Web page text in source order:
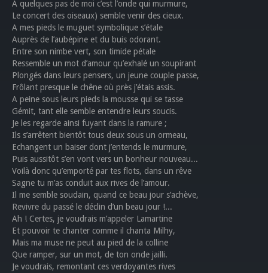
A quelques pas de moi c’est l’onde qui murmure,
Le concert des oiseaux) semble venir des cieux.
A mes pieds le muguet symbolique s’étale
Auprès de l’aubépine et du buis odorant.
Entre son nimbe vert, son timide pétale
Ressemble un mot d’amour qu’exhalé un soupirant
Plongés dans leurs pensers, un jeune couple passe,
Frôlant presque le chêne où près j’étais assis.
A peine sous leurs pieds la mousse qui se tasse
Gémit, tant elle semble entendre leurs soucis.
Je les regarde ainsi fuyant dans la ramure ;
Ils s’arrêtent bientôt tous deux sous un ormeau,
Echangent un baiser dont j’entends le murmure,
Puis aussitôt s’en vont vers un bonheur nouveau...
Voilà donc qu’emporté par tes flots, dans un rêve
Sagne tu m’as conduit aux rives de l’amour.
Il me semble soudain, quand ce beau jour s’achève,
Revivre du passé le déclin d’un beau jour !...
Ah ! Certes, je voudrais m’appeler Lamartine
Et pouvoir te chanter comme il chanta Milhy,
Mais ma muse ne peut au pied de la colline
Que ramper, sur un mot, de ton onde jailli.
Je voudrais, remontant ces verdoyantes rives